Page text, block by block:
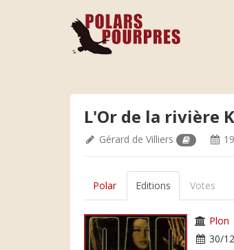
L'Or de la rivière
Gérard de Villiers
Polar Editions Votes
Plon
30/